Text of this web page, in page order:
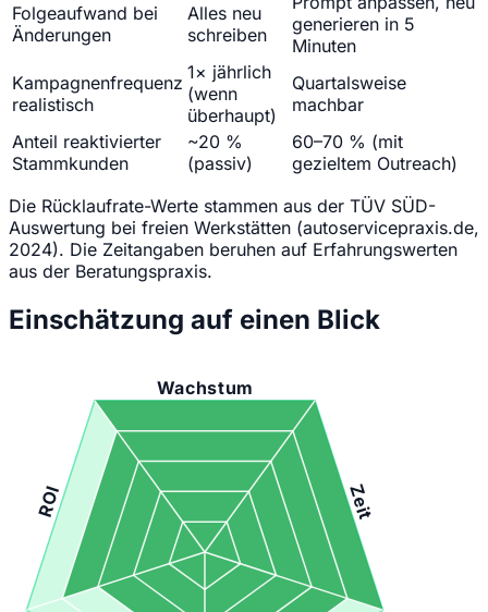
Folgeaufwand bei
Änderungen
Alles neu
schreiben
generieren in 5
Minuten
Kampagnenfrequenz
realistisch
1× jährlich
(wenn
überhaupt)
Quartalsweise
machbar
Anteil reaktivierter
Stammkunden
~20 %
(passiv)
60–70 % (mit
gezieltem Outreach)
Die Rücklaufrate-Werte stammen aus der TÜV SÜD-
Auswertung bei freien Werkstätten (autoservicepraxis.de,
2024). Die Zeitangaben beruhen auf Erfahrungswerten
aus der Beratungspraxis.
Einschätzung auf einen Blick
Zeit
ROI
Wachstum